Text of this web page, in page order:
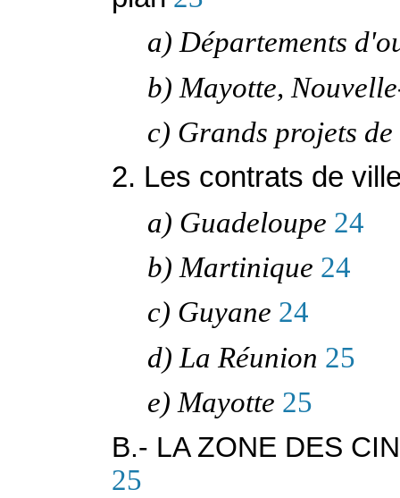
a) Départements
b) Mayotte,
c) Grands projets
2. Les contrats de
a) Guadeloupe 24
b) Martinique 24
c) Guyane 24
d) La Réunion 25
e) Mayotte 25
B.- LA ZONE DES
25